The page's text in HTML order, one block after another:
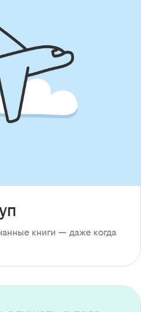
книги — даже когда